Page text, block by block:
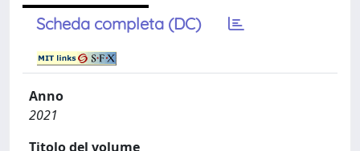
Scheda completa (DC)
Anno
2021
Titolo del volume